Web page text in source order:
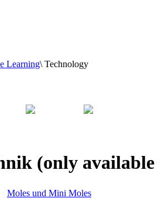
Learning\ Technology
(only
Moles und Mini Moles